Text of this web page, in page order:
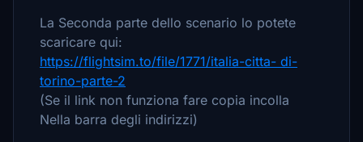
La Seconda parte dello scenario lo potete
scaricare qui:
https://flightsim.to/file/1771/italia-citta- di-
torino-parte-2
(Se il link non funziona fare copia incolla
Nella barra degli indirizzi)